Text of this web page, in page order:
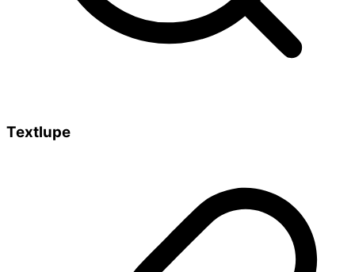
Textlupe